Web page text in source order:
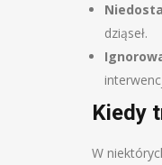
dziąseł.
Kiedy
W